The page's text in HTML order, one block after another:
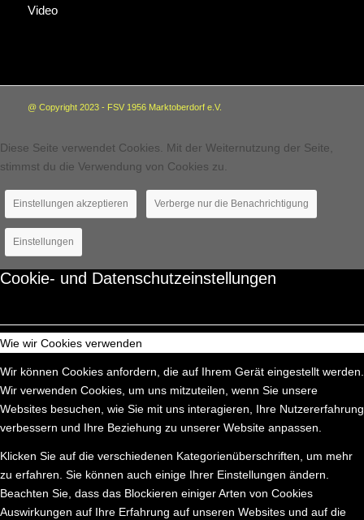
Video
@ Copyright 2023 - FSV 1956 Marktoberdorf e.V.
Diese Seite verwendet Cookies. Mit der Weiternutzung der Seite,
stimmst du die Verwendung von Cookies zu.
Einstellungen akzeptieren Verberge nur die Benachrichtigung
Einstellungen
Cookie- und Datenschutzeinstellungen
Wie wir Cookies verwenden
Wir können Cookies anfordern, die auf Ihrem Gerät eingestellt werden.
Wir verwenden Cookies, um uns mitzuteilen, wenn Sie unsere
Websites besuchen, wie Sie mit uns interagieren, Ihre Nutzererfahrung
verbessern und Ihre Beziehung zu unserer Website anpassen.
Klicken Sie auf die verschiedenen Kategorienüberschriften, um mehr
zu erfahren. Sie können auch einige Ihrer Einstellungen ändern.
Beachten Sie, dass das Blockieren einiger Arten von Cookies
Auswirkungen auf Ihre Erfahrung auf unseren Websites und auf die